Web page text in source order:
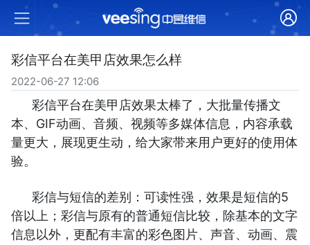
彩信平台在美甲店效果怎么样
2022-06-27 12:06
彩信平台在美甲店效果太棒了，大批量传播文
本、GIF动画、音频、视频等多媒体信息，内容承载
量更大，展现更生动，给大家带来用户更好的使用体
验。
彩信与短信的差别：可读性强，效果是短信的5
倍以上；彩信与原有的普通短信比较，除基本的文字
信息以外，更配有丰富的彩色图片、声音、动画、震